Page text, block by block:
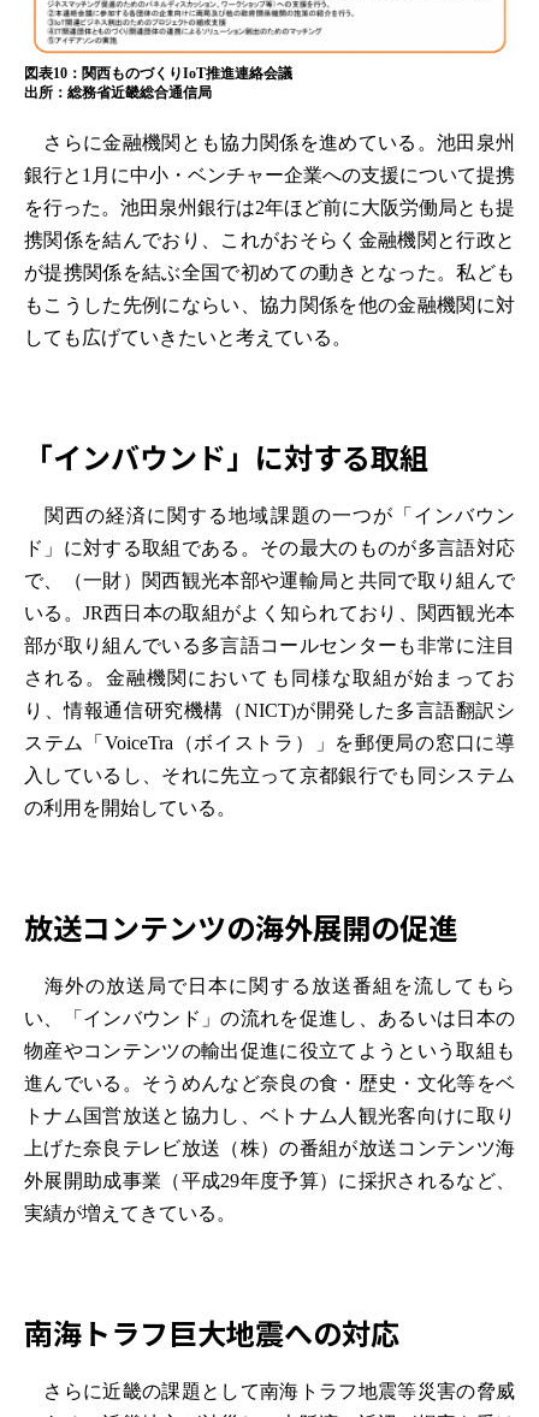
図表10：関西ものづくりIoT推進連絡会議
出所：総務省近畿総合通信局
さらに金融機関とも協力関係を進めている。池田泉州
銀行と1月に中小・ベンチャー企業への支援について提携
を行った。池田泉州銀行は2年ほど前に大阪労働局とも提
携関係を結んでおり、これがおそらく金融機関と行政と
が提携関係を結ぶ全国で初めての動きとなった。私ども
もこうした先例にならい、協力関係を他の金融機関に対
しても広げていきたいと考えている。
「インバウンド」に対する取組
関西の経済に関する地域課題の一つが「インバウン
ド」に対する取組である。その最大のものが多言語対応
で、（一財）関西観光本部や運輸局と共同で取り組んで
いる。JR西日本の取組がよく知られており、関西観光本
部が取り組んでいる多言語コールセンターも非常に注目
される。金融機関においても同様な取組が始まってお
り、情報通信研究機構（NICT)が開発した多言語翻訳シ
ステム「VoiceTra（ボイストラ）」を郵便局の窓口に導
入しているし、それに先立って京都銀行でも同システム
の利用を開始している。
放送コンテンツの海外展開の促進
海外の放送局で日本に関する放送番組を流してもら
い、「インバウンド」の流れを促進し、あるいは日本の
物産やコンテンツの輸出促進に役立てようという取組も
進んでいる。そうめんなど奈良の食・歴史・文化等をベ
トナム国営放送と協力し、ベトナム人観光客向けに取り
上げた奈良テレビ放送（株）の番組が放送コンテンツ海
外展開助成事業（平成29年度予算）に採択されるなど、
実績が増えてきている。
南海トラフ巨大地震への対応
さらに近畿の課題として南海トラフ地震等災害の脅威